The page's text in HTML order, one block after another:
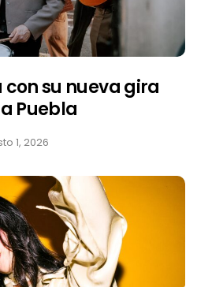
su nueva gira
a Puebla
1, 2026